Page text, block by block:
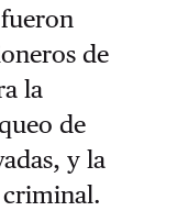
de
la
de
y la
criminal.